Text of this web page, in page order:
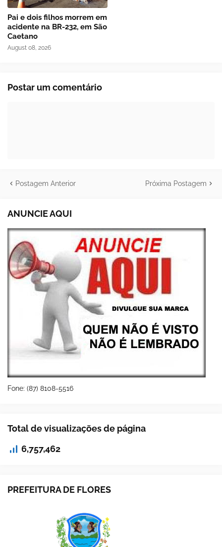
Pai e dois filhos morrem em
acidente na BR-232, em São
Caetano
August 08, 2026
Postar um comentário
Postagem Anterior Próxima Postagem
ANUNCIE AQUI
Fone: (87) 8108-5516
Total de visualizações de página
6,757,462
PREFEITURA DE FLORES